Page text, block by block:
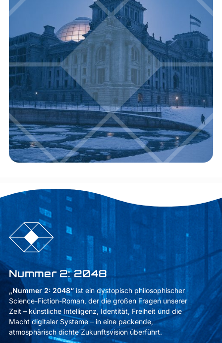
Nummer 2: 2048
„Nummer 2: 2048“ist ein dystopisch philosophischer
Science-Fiction-Roman, der die großen Fragen unserer
Zeit – künstliche Intelligenz, Identität, Freiheit und die
Macht digitaler Systeme – in eine packende,
atmosphärisch dichte Zukunftsvision überführt.